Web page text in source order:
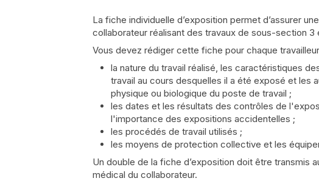
La fiche individuelle d’exposition permet d’assurer
collaborateur réalisant des travaux de sous-section
Vous devez rédiger cette fiche pour chaque
la nature du travail réalisé, les caractéristiques
travail au cours desquelles il a été exposé et les
physique ou biologique du poste de travail ;
les dates et les résultats des contrôles de
l'importance des expositions accidentelles ;
les procédés de travail utilisés ;
les moyens de protection collective et les
Un double de la fiche d’exposition doit être transmis
médical du collaborateur.